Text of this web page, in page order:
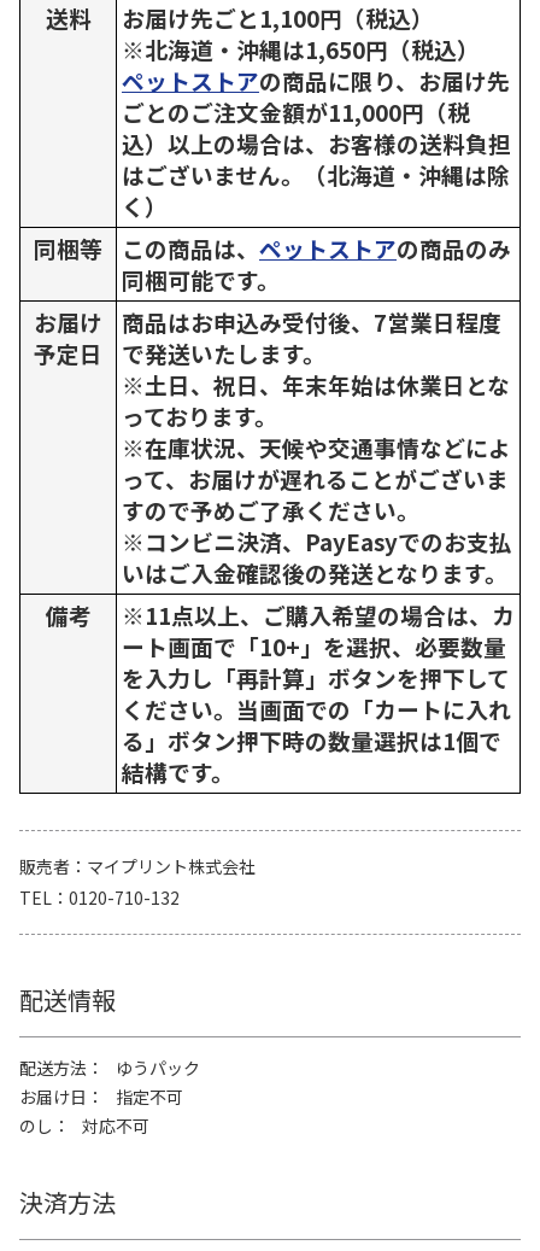
送料
お届け先ごと1,100円（税込）
※北海道・沖縄は1,650円（税込）
ペットストアの商品に限り、お届け先
ごとのご注文金額が11,000円（税
込）以上の場合は、お客様の送料負担
はございません。（北海道・沖縄は除
く）
同梱等
この商品は、 ペットストアの商品のみ
同梱可能です。
お届け
予定日
商品はお申込み受付後、7営業日程度
で発送いたします。
※土日、祝日、年末年始は休業日とな
っております。
※在庫状況、天候や交通事情などによ
って、お届けが遅れることがございま
すので予めご了承ください。
※コンビニ決済、PayEasyでのお支払
いはご入金確認後の発送となります。
備考
※11点以上、ご購入希望の場合は、カ
ート画面で「10+」を選択、必要数量
を入力し「再計算」ボタンを押下して
ください。当画面での「カートに入れ
る」ボタン押下時の数量選択は1個で
結構です。
販売者
マイプリント株式会社
TEL
0120-710-132
配送情報
配送方法
ゆうパック
お届け日
指定不可
のし
対応不可
決済方法